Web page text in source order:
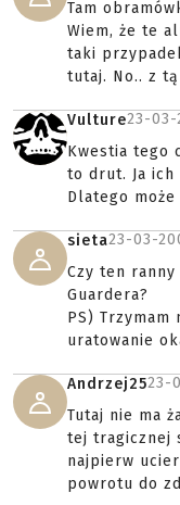
Tam
Wiem, że te
taki
tutaj. No.. z
Vulture23-03-
Kwestia tego
to drut. Ja ich
Dlatego
sieta23-03-
Czy ten
Guardera?
PS)
uratowanie
Andrzej2523-
Tutaj nie ma
tej tragicznej
najpierw
powrotu do